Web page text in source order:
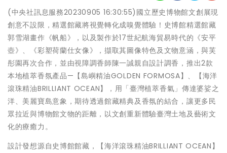
(中央社訊息服務20230905 16:30:55)國立歷史博物館文創展現
創意不設限，精選館藏將視覺轉化成嗅覺體驗！史博館精選館藏
郭雪湖畫作《帆船》，以及製作於17世紀航海貿易時代的《安平
壺》、《彩塑荷蘭仕女像》，擷取其圖像特色及文物意涵，與芙
彤園再次合作，並由視障調香師陳一誠親自設計調香，推出2款
本地植萃香氛產品—【島嶼精油GOLDEN FORMOSA】、【海洋
滾珠精油BRILLIANT OCEAN】，用「臺灣植萃香氣」傳達婆娑之
洋、美麗寶島意象，期待透過館藏精典及香氛的結合，讓更多民
眾拉近與博物館文物的距離，以文創重新體驗臺灣土地及藝術文
化的療癒力。
設計發想源自史博館館藏，【海洋滾珠精油BRILLIANT OCEAN】